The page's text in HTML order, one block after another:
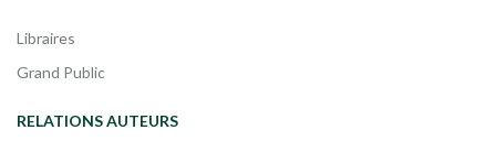
Libraires
Grand Public
RELATIONS AUTEURS